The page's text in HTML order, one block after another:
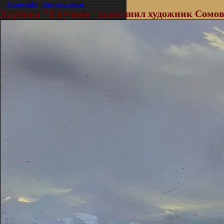
©Арт-профи|Закрыть окно
Картина "В пучине" выполнил художник